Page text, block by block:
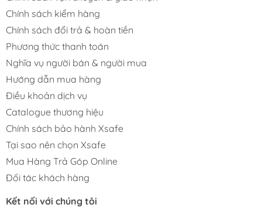
Chính sách kiểm hàng
Chính sách đổi trả & hoàn tiền
Phương thức thanh toán
Nghĩa vụ người bán & người mua
Hướng dẫn mua hàng
Điều khoản dịch vụ
Catalogue thương hiệu
Chính sách bảo hành Xsafe
Tại sao nên chọn Xsafe
Mua Hàng Trả Góp Online
Đối tác khách hàng
Kết nối với chúng tôi